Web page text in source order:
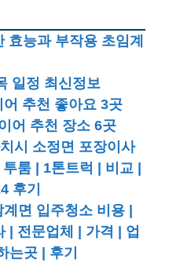
효능과 부작용 초임계
일정 최신정보
추천 좋아요 3곳
어 추천 장소 6곳
시 소정면 포장이사
룸 | 1톤트럭 | 비교 |
후기
면 입주청소 비용 |
| 전문업체 | 가격 | 업
는곳 | 후기